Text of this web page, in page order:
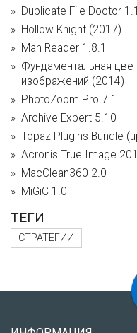
Duplicate File Doctor
Hollow Knight (2017)
Man Reader 1.8.1
Фундаментальная
изображений (2014)
PhotoZoom Pro 7.1
Archive Expert 5.10
Topaz Plugins Bundle
Acronis True Image
MacClean360 2.0
MiGiC 1.0
ТЕГИ
СТРАТЕГИИ